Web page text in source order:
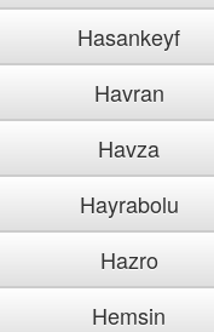
Hasankeyf
Havran
Havza
Hayrabolu
Hazro
Hemsin